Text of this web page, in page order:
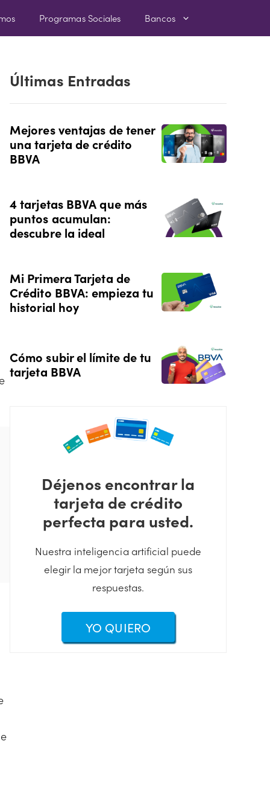
Programas Sociales Bancos
Últimas Entradas
Mejores ventajas de tener
una tarjeta de crédito
BBVA
4 tarjetas BBVA que más
puntos acumulan:
descubre la ideal
Mi Primera Tarjeta de
Crédito BBVA: empieza tu
historial hoy
Cómo subir el límite de tu
tarjeta BBVA
Déjenos encontrar la
tarjeta de crédito
perfecta para usted.
Nuestra inteligencia artificial puede
elegir la mejor tarjeta según sus
respuestas.
YO QUIERO